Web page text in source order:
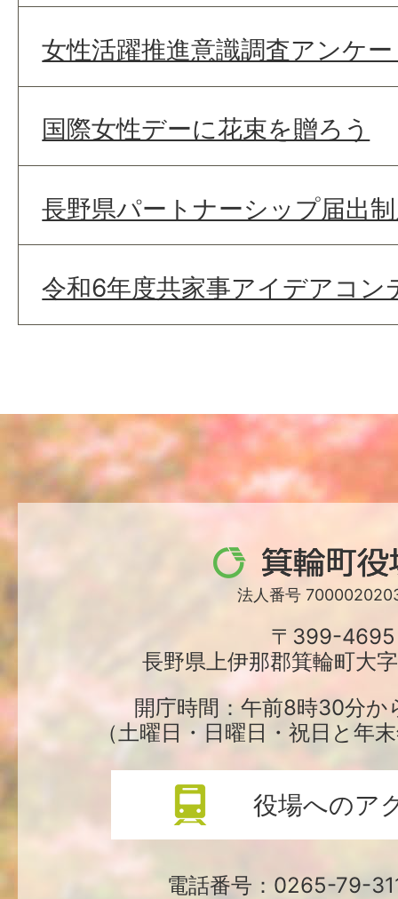
女性活躍推進意識調査アンケ
国際女性デーに花束を贈ろう
長野県パートナーシップ届出
令和6年度共家事アイデアコン
箕
輪
役
場
法人番号
〒399-4695
長野県上伊那郡箕輪町大
開庁時間：午前8時30分か
（土曜日・日曜日・祝日と年
役場へのア
電話番号：0265-79-